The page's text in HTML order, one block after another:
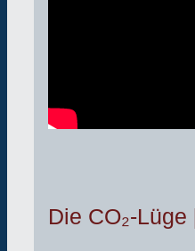
Die CO₂-Lüge